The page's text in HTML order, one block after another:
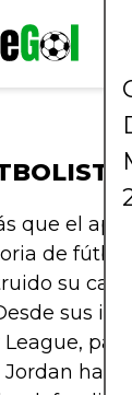
que el
de
su
sus
ha